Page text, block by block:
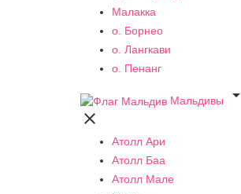
Малакка
о. Борнео
о. Лангкави
о. Пенанг
Мальдивы


Атолл Ари
Атолл Баа
Атолл Мале